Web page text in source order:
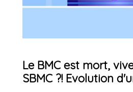
Le BMC est mort,
SBMC ?! Evolution